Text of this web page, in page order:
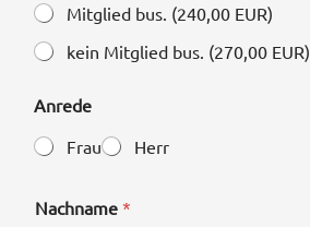
Mitglied bus. (240,00 EUR)
kein Mitglied bus. (270,00 EUR)
Anrede
Frau
Herr
Nachname *